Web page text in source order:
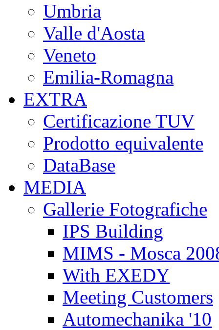
Umbria
Valle d'Aosta
Veneto
Emilia-Romagna
EXTRA
Certificazione TUV
Prodotto equivalente
DataBase
MEDIA
Gallerie Fotografiche
IPS Building
MIMS - Mosca
With EXEDY
Meeting Customers
Automechanika '10